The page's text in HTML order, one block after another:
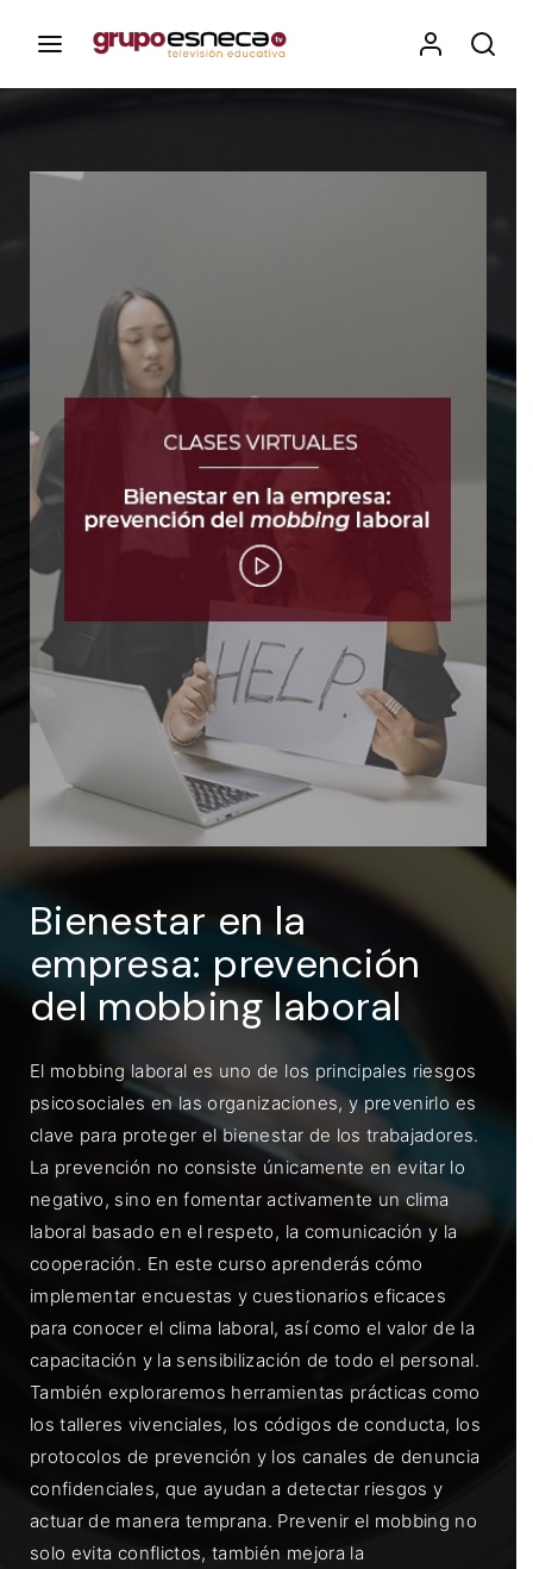
Bienestar en la
empresa: prevención
del mobbing laboral
El mobbing laboral es uno de los principales riesgos
psicosociales en las organizaciones, y prevenirlo es
clave para proteger el bienestar de los trabajadores.
La prevención no consiste únicamente en evitar lo
negativo, sino en fomentar activamente un clima
laboral basado en el respeto, la comunicación y la
cooperación. En este curso aprenderás cómo
implementar encuestas y cuestionarios eficaces
para conocer el clima laboral, así como el valor de la
capacitación y la sensibilización de todo el personal.
También exploraremos herramientas prácticas como
los talleres vivenciales, los códigos de conducta, los
protocolos de prevención y los canales de denuncia
confidenciales, que ayudan a detectar riesgos y
actuar de manera temprana. Prevenir el mobbing no
solo evita conflictos, también mejora la
Esneca TV
Iniciar Sesión
Para iniciar sesión debes introducir el
Dirección de correo electrónico
Recuérdame